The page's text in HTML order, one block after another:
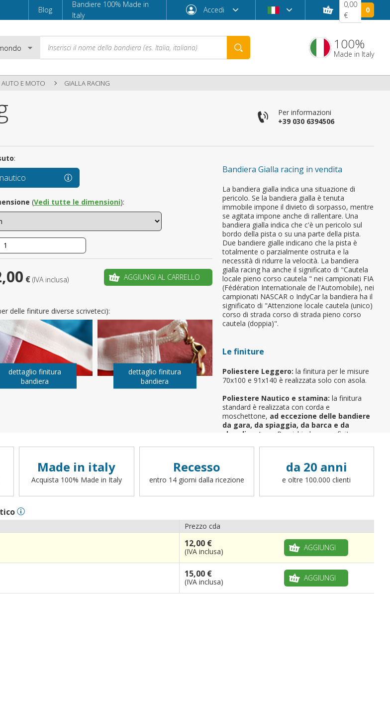
Blog
Bandiere 100% Made in
Italy
Accedi
È il tuo primo ordine?
CREA UN NUOVO ACCOUNT
0,00
€
0
100%
Made in Italy
AUTO E MOTO GIALLA RACING
Per informazioni
+39 030 6394506
Bandiera Gialla racing in vendita
La bandiera gialla indica una situazione di
pericolo. Se la bandiera gialla è tenuta
immobile impone il divieto di sorpasso, mentre
se agitata impone anche di rallentare. Una
bandiera gialla indica che c'è un pericolo sul
bordo della pista o su una parte della pista.
Due bandiere gialle indicano che la pista è
totalmente o parzialmente ostruita e la
necessità di ridurre la velocità. La bandiera
gialla racing ha anche il significato di "Cautela
locale pieno corso cautela " nei campionati FIA
(Fédération Internationale de l'Automobile), nei
campionati NASCAR o IndyCar la bandiera ha il
significato di "Attenzione locale cautela (unico)
corso di strada corso di strada pieno corso
cautela (doppia)".
Le finiture
Poliestere Leggero: la finitura per le misure
70x100 e 91x140 è realizzata solo con asola.
Poliestere Nautico e stamina: la finitura
standard è realizzata con corda e
moschettone, ad eccezione delle bandiere
da gara, da spiaggia, da barca e da
sbandieratore
. Per richiedere una finitura
:
(Vedi tutte le dimensioni):
€ (IVA inclusa) AGGIUNGI AL CARRELLO
delle finiture diverse scriveteci):
dettaglio finitura
bandiera
dettaglio finitura
bandiera
Made in italy
Acquista 100% Made in Italy
Recesso
entro 14 giorni dalla ricezione
da 20 anni
e oltre 100.000 clienti
Prezzo cda
12,00 €
(IVA inclusa) AGGIUNGI
15,00 €
(IVA inclusa) AGGIUNGI